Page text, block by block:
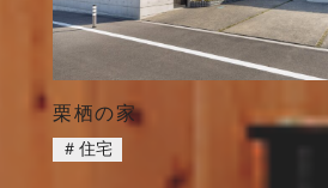
栗栖の家
＃住宅